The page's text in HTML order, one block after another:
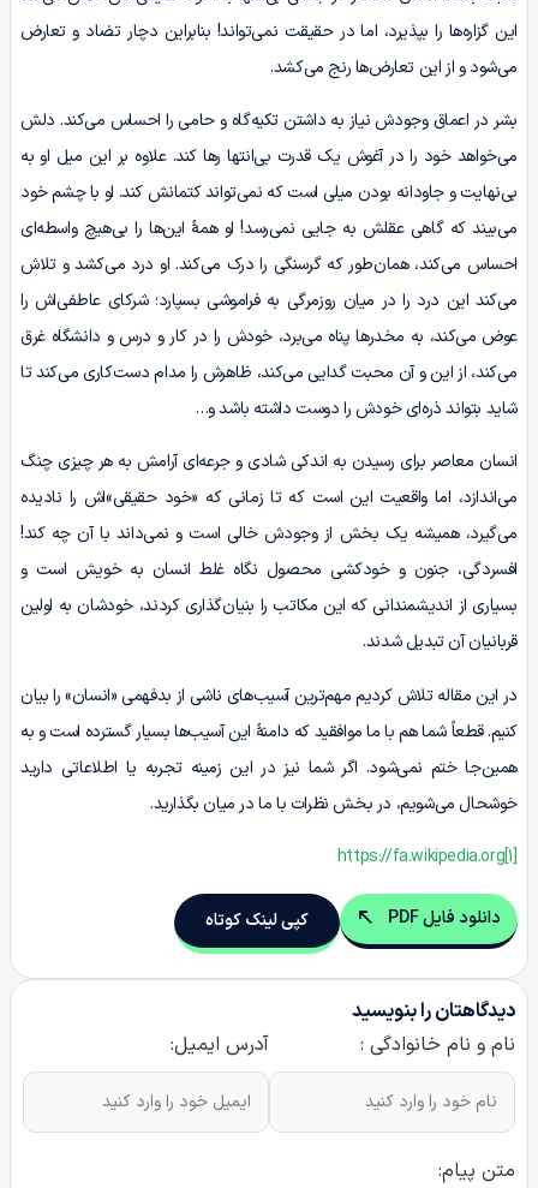
این گزاره‌ها را بپذیرد، اما در حقیقت نمی‌تواند! بنابراین دچار تضاد و تعارض
می‌شود و از این تعارض‌ها رنج می‌کشد.
بشر در اعماق وجودش نیاز به داشتن تکیه‌گاه و حامی‌ را احساس می‌کند. دلش
می‌خواهد خود را در آغوش یک قدرت بی‌انتها رها کند. علاوه بر این میل او به
بی‌نهایت و جاودانه بودن میلی است که نمی‌تواند کتمانش کند. او با چشم خود
می‌بیند که گاهی عقلش به جایی نمی‌رسد! او همۀ این‌ها را بی‌هیچ واسطه‌ای
احساس می‌کند، همان‌طور که گرسنگی را درک می‌کند. او درد می‌کشد و تلاش
می‌کند این درد را در میان روزمرگی به فراموشی بسپارد؛ شرکای عاطفی‌اش را
عوض می‌کند، به مخدرها پناه می‌برد، خودش را در کار و درس و دانشگاه غرق
می‌کند، از این و آن محبت گدایی می‌کند، ظاهرش را مدام دست‌کاری می‌کند تا
شاید بتواند ذره‌ای خودش را دوست داشته باشد و…
انسان معاصر برای رسیدن به اندکی شادی و جرعه‌ای آرامش به هر چیزی چنگ
می‌اندازد، اما واقعیت این است که تا زمانی که «خود حقیقی»اش را نادیده
می‌گیرد، همیشه یک بخش از وجودش خالی است و نمی‌داند با آن چه کند!
افسردگی، جنون و خودکشی محصول نگاه غلط انسان به خویش است و
بسیاری از اندیشمندانی که این مکاتب را بنیان‌گذاری کردند، خودشان به اولین
قربانیان آن تبدیل شدند.
در این مقاله تلاش کردیم مهم‌ترین آسیب‌های ناشی از بدفهمی «انسان» را بیان
کنیم. قطعاً شما هم با ما موافقید که دامنۀ این آسیب‌ها بسیار گسترده است و به
همین‌جا ختم نمی‌شود. اگر شما نیز در این زمینه تجربه یا اطلاعاتی دارید
خوشحال می‌شویم، در بخش نظرات با ما در میان بگذارید.
[1]
https://fa.wikipedia.org
دانلود فایل PDF کپی لینک کوتاه
دیدگاهتان را بنویسید
نام و نام خانوادگی :
آدرس ایمیل:
متن پیام: